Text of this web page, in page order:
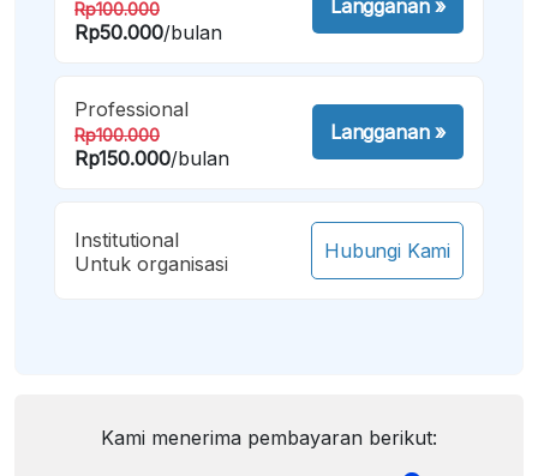
Rp100.000
Rp50.000/bulan
Langganan»
Professional
Rp100.000
Rp150.000/bulan
Langganan»
Institutional
Untuk organisasi
Hubungi Kami
Kami menerima pembayaran berikut: